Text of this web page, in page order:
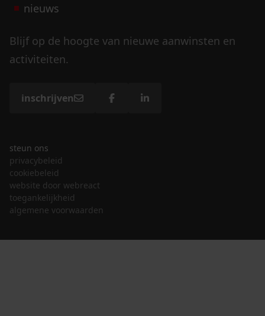
nieuws
Blijf op de hoogte van nieuwe aanwinsten en
activiteiten.
inschrijven
steun ons
privacybeleid
cookiebeleid
website door webreact
toegankelijkheid
algemene voorwaarden